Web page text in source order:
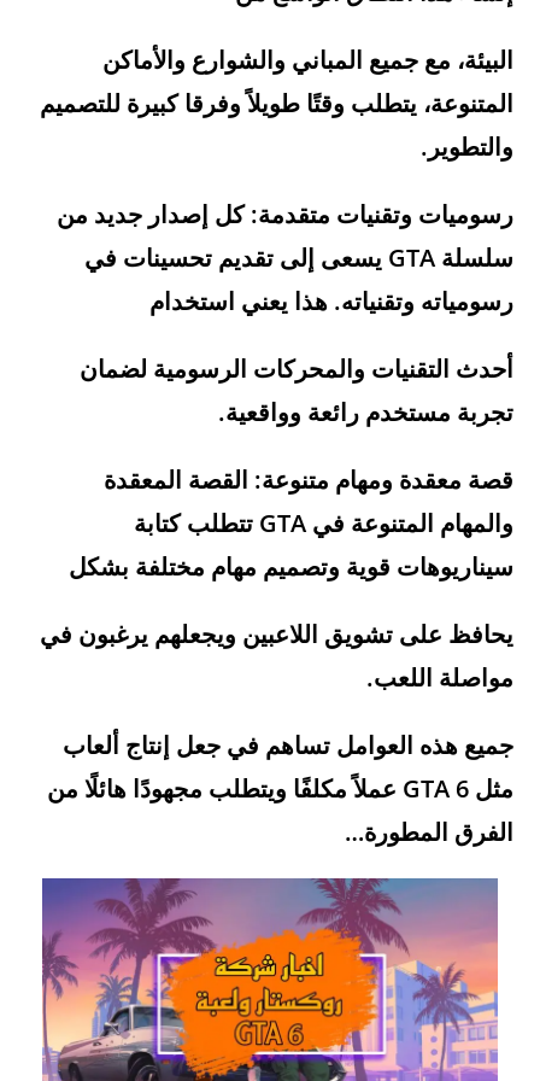
البيئة، مع جميع المباني والشوارع والأماكن
المتنوعة، يتطلب وقتًا طويلاً وفرقا كبيرة للتصميم
والتطوير.
رسوميات وتقنيات متقدمة:كل إصدار جديد من
سلسلة GTA يسعى إلى تقديم تحسينات في
رسومياته وتقنياته. هذا يعني استخدام
أحدث التقنيات والمحركات الرسومية لضمان
تجربة مستخدم رائعة وواقعية.
قصة معقدة ومهام متنوعة: القصة المعقدة
والمهام المتنوعة في GTA تتطلب كتابة
سيناريوهات قوية وتصميم مهام مختلفة بشكل
يحافظ على تشويق اللاعبين ويجعلهم يرغبون في
مواصلة اللعب.
جميع هذه العوامل تساهم في جعل إنتاج ألعاب
مثل GTA 6 عملاً مكلفًا ويتطلب مجهودًا هائلًا من
الفرق المطورة…